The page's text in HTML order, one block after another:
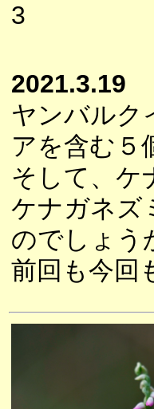
3
2021.3.19
ヤンバルク
アを含む５
そして、ケ
ケナガネズ
のでしょう
前回も今回